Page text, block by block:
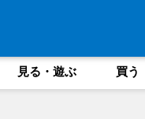
見る・遊ぶ 買う